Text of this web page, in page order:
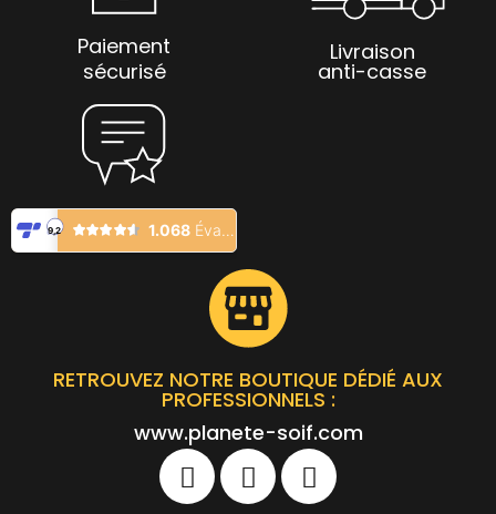
Paiement
sécurisé
Livraison
anti-casse
RETROUVEZ NOTRE BOUTIQUE DÉDIÉ AUX
PROFESSIONNELS :
www.planete-soif.com